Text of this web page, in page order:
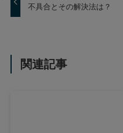
不具合とその解決法は？
関連記事